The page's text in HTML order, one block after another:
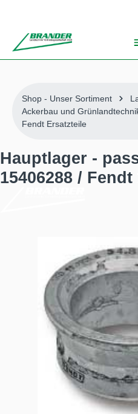
Shop - Unser Sortiment
Ackerbau und
Fendt Ersatzteile
Hauptlager -
15406288 / Fendt